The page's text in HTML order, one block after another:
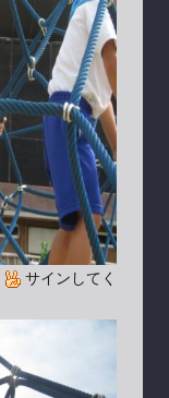
サインしてく